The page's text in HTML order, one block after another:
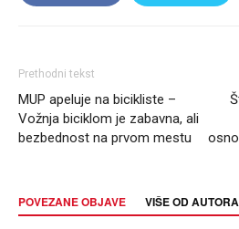
Prethodni tekst
MUP apeluje na bicikliste –
Vožnja biciklom je zabavna, ali
bezbednost na prvom mestu
POVEZANE OBJAVE VIŠE OD AUTORA